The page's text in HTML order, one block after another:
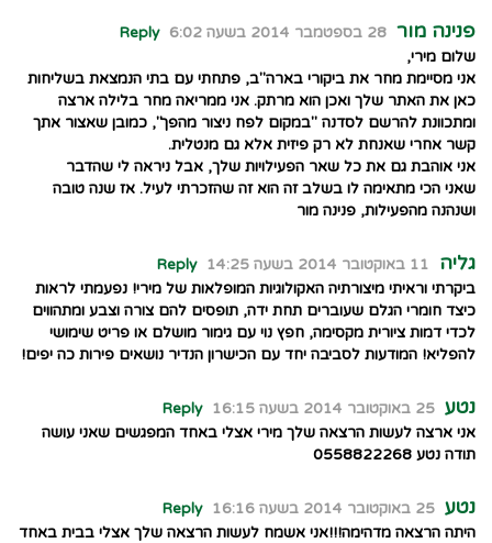
פנינה מור 28 בספטמבר 2014 בשעה 6:02
Reply
שלום מירי,
אני מסיימת מחר את ביקורי בארה"ב, פתחתי עם בתי הנמצאת בשליחות
כאן את האתר שלך ואכן הוא מרתק. אני ממריאה מחר בלילה ארצה
ומתכוונת להרשם לסדנה "במקום לפח ניצור מהפך", כמובן שאצור אתך
קשר אחרי שאנחת לא רק פיזית אלא גם מנטלית.
אני אוהבת גם את כל שאר הפעילויות שלך, אבל ניראה לי שהדבר
שאני הכי מתאימה לו בשלב זה הוא זה שהזכרתי לעיל. אז שנה טובה
ושנהנה מהפעילות, פנינה מור
גליה 11 באוקטובר 2014 בשעה 14:25
Reply
ביקרתי וראיתי מיצורתיה האקולוגיות המופלאות של מירי! נפעמתי לראות
כיצד חומרי הגלם שעוברים תחת ידה, תופסים להם צורה וצבע ומתהווים
לכדי דמות ציורית מקסימה, חפץ נוי עם גימור מושלם או פריט שימושי
להפליא! המודעות לסביבה יחד עם הכישרון הנדיר נושאים פירות כה יפים!
נטע 25 באוקטובר 2014 בשעה 16:15
Reply
אני ארצה לעשות הרצאה שלך מירי אצלי באחד המפגשים שאני עושה
תודה נטע 0558822268
נטע 25 באוקטובר 2014 בשעה 16:16
Reply
היתה הרצאה מדהימה!!!אני אשמח לעשות הרצאה שלך אצלי בבית באחד